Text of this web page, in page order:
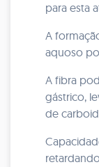
para esta
A
aquoso
A fibra
gástrico,
de